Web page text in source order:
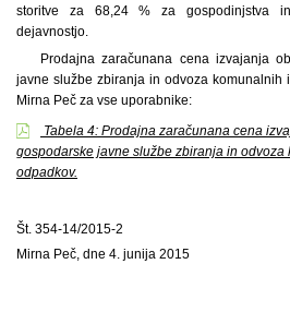
storitve za 68,24 % za gospodinjstva
dejavnostjo.
Prodajna zaračunana cena izvajanja
javne službe zbiranja in odvoza komunalnih
Mirna Peč za vse uporabnike:
Tabela 4: Prodajna zaračunana cena
gospodarske javne službe zbiranja in odvoza
odpadkov.
Št. 354-14/2015-2
Mirna Peč, dne 4. junija 2015